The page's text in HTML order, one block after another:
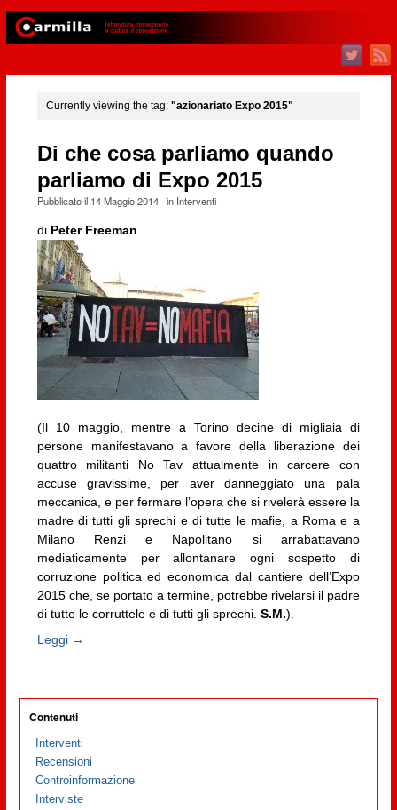
Currently viewing the tag: "azionariato Expo 2015"
Di che cosa parliamo quando
parliamo di Expo 2015
Pubblicato il 14 Maggio 2014· in Interventi·
di Peter Freeman
(Il 10 maggio, mentre a Torino decine di migliaia di
persone manifestavano a favore della liberazione dei
quattro militanti No Tav attualmente in carcere con
accuse gravissime, per aver danneggiato una pala
meccanica, e per fermare l’opera che si rivelerà essere la
madre di tutti gli sprechi e di tutte le mafie, a Roma e a
Milano Renzi e Napolitano si arrabattavano
mediaticamente per allontanare ogni sospetto di
corruzione politica ed economica dal cantiere dell’Expo
2015 che, se portato a termine, potrebbe rivelarsi il padre
di tutte le corruttele e di tutti gli sprechi. S.M.).
Leggi →
Contenuti
Interventi
Recensioni
Controinformazione
Interviste